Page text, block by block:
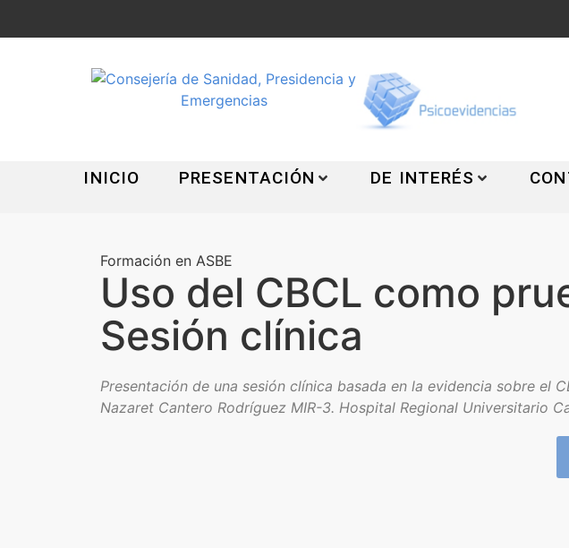
INICIO PRESENTACIÓN DE INTERÉS
Formación en ASBE
Uso del CBCL como
Sesión clínica
Presentación de una sesión clínica basada en la evidencia sobre el
Nazaret Cantero Rodríguez MIR-3. Hospital Regional Universitario